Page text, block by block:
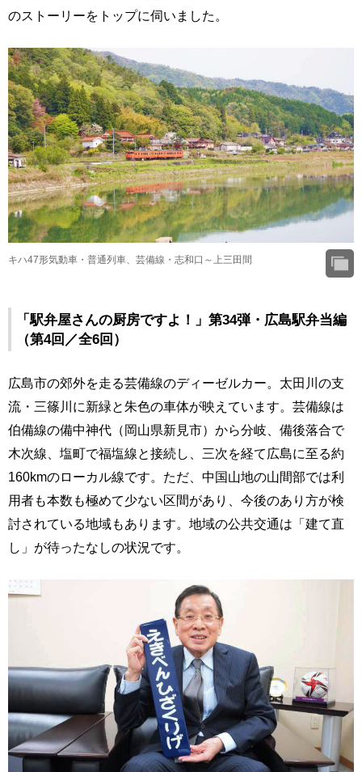
のストーリーをトップに伺いました。
キハ47形気動車・普通列車、芸備線・志和口～上三田間
「駅弁屋さんの厨房ですよ！」第34弾・広島駅弁当編
（第4回／全6回）
広島市の郊外を走る芸備線のディーゼルカー。太田川の支
流・三篠川に新緑と朱色の車体が映えています。芸備線は
伯備線の備中神代（岡山県新見市）から分岐、備後落合で
木次線、塩町で福塩線と接続し、三次を経て広島に至る約
160kmのローカル線です。ただ、中国山地の山間部では利
用者も本数も極めて少ない区間があり、今後のあり方が検
討されている地域もあります。地域の公共交通は「建て直
し」が待ったなしの状況です。